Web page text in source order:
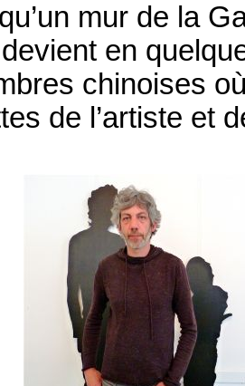
mur de la
devient en
chinoises
de l’artiste et